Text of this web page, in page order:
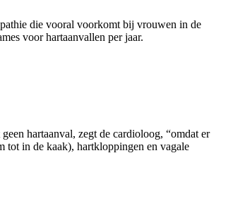
die vooral voorkomt bij vrouwen in de
voor hartaanvallen per jaar.
hartaanval, zegt de cardioloog, “omdat er
tot in de kaak), hartkloppingen en vagale